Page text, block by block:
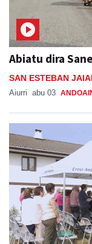
Abiatu dira
SAN ESTEBAN
Aiurri abu 03